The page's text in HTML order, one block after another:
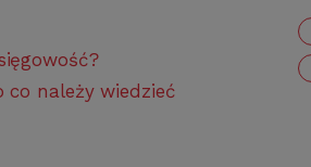
co należy wiedzieć